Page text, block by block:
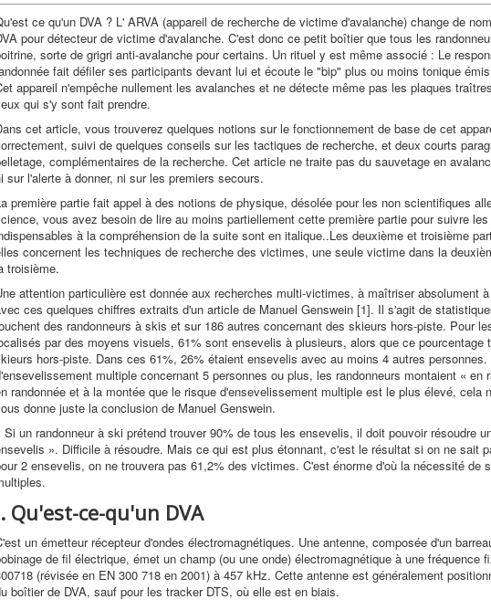
ce qu'un DVA ? L' ARVA (appareil de recherche de victime d'avalanche) change de
pour détecteur de victime d'avalanche. C'est donc ce petit boîtier que tous les
sorte de grigri anti-avalanche pour certains. Un rituel y est même associé : Le
fait défiler ses participants devant lui et écoute le "bip" plus ou moins tonique
appareil n'empêche nullement les avalanches et ne détecte même pas les plaques
qui s'y sont fait prendre.
cet article, vous trouverez quelques notions sur le fonctionnement de base de cet
suivi de quelques conseils sur les tactiques de recherche, et deux courts
complémentaires de la recherche. Cet article ne traite pas du sauvetage en
sur l'alerte à donner, ni sur les premiers secours.
première partie fait appel à des notions de physique, désolée pour les non scientifiques
vous avez besoin de lire au moins partiellement cette première partie pour suivre
à la compréhension de la suite sont en italique..Les deuxième et troisième
concernent les techniques de recherche des victimes, une seule victime dans la
troisième.
attention particulière est donnée aux recherches multi-victimes, à maîtriser absolument
ces quelques chiffres extraits d'un article de Manuel Genswein [1]. Il s'agit de
des randonneurs à skis et sur 186 autres concernant des skieurs hors-piste. Pour
par des moyens visuels, 61% sont ensevelis à plusieurs, alors que ce pourcentage
hors-piste. Dans ces 61%, 26% étaient ensevelis avec au moins 4 autres
multiple concernant 5 personnes ou plus, les randonneurs montaient « en
randonnée et à la montée que le risque d'ensevelissement multiple est le plus élevé, cela
donne juste la conclusion de Manuel Genswein.
Si un randonneur à ski prétend trouver 90% de tous les ensevelis, il doit pouvoir résoudre
». Difficile à résoudre. Mais ce qui est plus étonnant, c'est le résultat si on ne sait
2 ensevelis, on ne trouvera pas 61,2% des victimes. C'est énorme d'où la nécessité de
Qu'est-ce-qu'un DVA
un émetteur récepteur d'ondes électromagnétiques. Une antenne, composée d'un
de fil électrique, émet un champ (ou une onde) électromagnétique à une fréquence
(révisée en EN 300 718 en 2001) à 457 kHz. Cette antenne est généralement
boîtier de DVA, sauf pour les tracker DTS, où elle est en biais.